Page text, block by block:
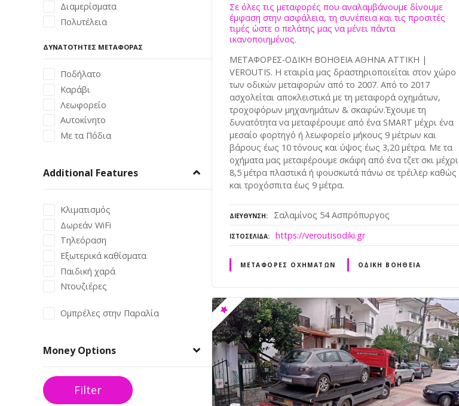
Διαμερίσματα
Πολυτέλεια
ΔΥΝΑΤΌΤΗΤΕΣ ΜΕΤΑΦΟΡΆΣ
Ποδήλατο
Καράβι
Λεωφορείο
Αυτοκίνητο
Με τα Πόδια
Additional Features
Κλιματισμός
Δωρεάν WiFi
Τηλεόραση
Εξωτερικά καθίσματα
Παιδική χαρά
Ντουζιέρες
Ομπρέλες στην Παραλία
Money Options
Filter
Σε όλες τις μεταφορές που αναλαμβάνουμε δίνουμε
έμφαση στην ασφάλεια, τη συνέπεια και τις προσιτές
τιμές ώστε ο πελάτης μας να μένει πάντα
ικανοποιημένος.
ΜΕΤΑΦΟΡΕΣ-ΟΔΙΚΗ ΒΟΗΘΕΙΑ ΑΘΗΝΑ ΑΤΤΙΚΗ |
VEROUTIS. Η εταιρία μας δραστηριοποιείται στον χώρο
των οδικών μεταφορών από το 2007. Από το 2017
ασχολείται αποκλειστικά με τη μεταφορά οχημάτων,
τροχοφόρων μηχανημάτων & σκαφών.Έχουμε τη
δυνατότητα να μεταφέρουμε από ένα SMART μέχρι ένα
μεσαίο φορτηγό ή λεωφορείο μήκους 9 μέτρων και
βάρους έως 10 τόνους και ύψος έως 3,20 μέτρα. Με τα
οχήματα μας μεταφέρουμε σκάφη από ένα τζετ σκι μέχρι
8,5 μέτρα πλαστικά ή φουσκωτά πάνω σε τρέιλερ καθώς
και τροχόσπιτα έως 9 μέτρα.
ΔΙΕΎΘΥΝΣΗ Σαλαμίνος 54 Ασπρόπυργος
ΙΣΤΟΣΕΛΊΔΑ https://veroutisodiki.gr
ΜΕΤΑΦΟΡΈΣ ΟΧΗΜΆΤΩΝ ΟΔΙΚΉ ΒΟΉΘΕΙΑ